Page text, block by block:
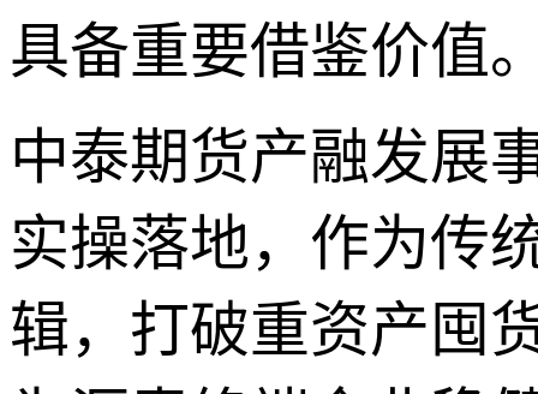
具备重要借鉴价值
中泰期货产融发展
实操落地，作为传
辑，打破重资产囤